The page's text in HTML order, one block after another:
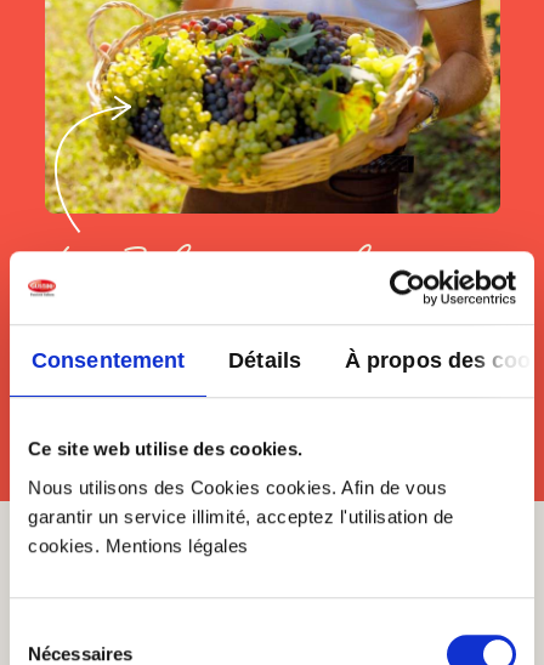
Consentement Détails À propos des
Ce site web utilise des cookies.
Nous utilisons des Cookies cookies. Afin de vous
garantir un service illimité, acceptez l'utilisation de
cookies. Mentions légales
Nécessaires
Le Balsamico de
Claudio
Avec le Balsamico de la plus ancienne Acetaia
Lire la suite